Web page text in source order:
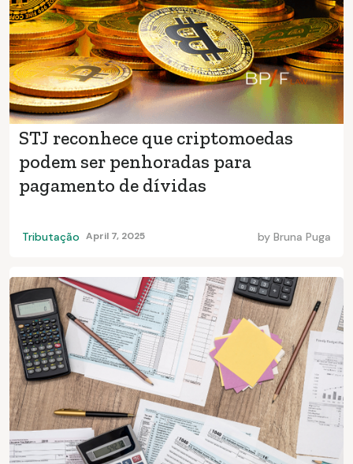
STJ reconhece que criptomoedas
podem ser penhoradas para
pagamento de dívidas
Tributação April 7, 2025 by Bruna Puga